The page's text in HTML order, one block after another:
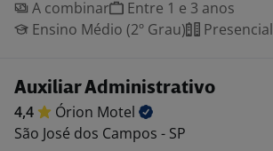
A combinar
Entre 1 e 3 anos
Ensino Médio (2º Grau)
Presencial
Auxiliar Administrativo
4,4 Órion Motel
São José dos Campos - SP